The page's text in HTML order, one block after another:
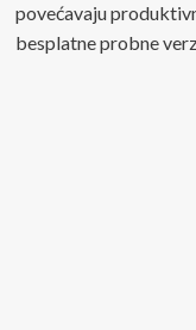
povećavaju
besplatne probne